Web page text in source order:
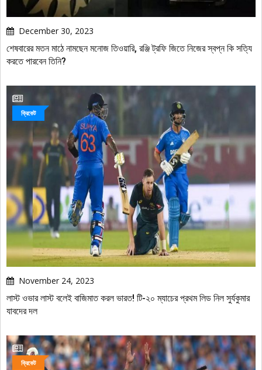
December 30, 2023
শেষবারের মতন মাঠে নামছেন মনোজ তিওয়ারি, রঞ্জি ট্রফি জিতে নিজের স্বপ্ন কি সত্যি
করতে পারবেন তিনি?
ক্রিকেট
November 24, 2023
লাস্ট ওভার লাস্ট বলেই বাজিমাত করল ভারত! টি-২০ ম্যাচের প্রথম লিড নিল সুর্যকুমার
যাবদের দল
ক্রিকেট